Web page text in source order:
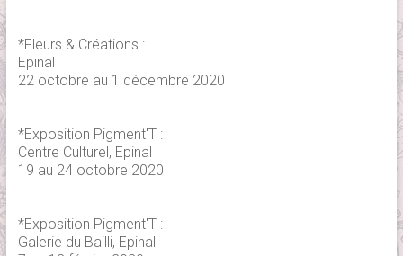
*Fleurs & Créations :
Epinal
22 octobre au 1 décembre 2020
*Exposition Pigment'T :
Centre Culturel, Epinal
19 au 24 octobre 2020
*Exposition Pigment'T :
Galerie du Bailli, Epinal